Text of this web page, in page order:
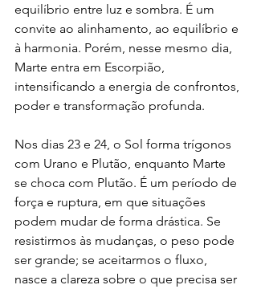
equilíbrio entre luz e sombra. É um
convite ao alinhamento, ao equilíbrio e
à harmonia. Porém, nesse mesmo dia,
Marte entra em Escorpião,
intensificando a energia de confrontos,
poder e transformação profunda.
Nos dias 23 e 24, o Sol forma trígonos
com Urano e Plutão, enquanto Marte
se choca com Plutão. É um período de
força e ruptura, em que situações
podem mudar de forma drástica. Se
resistirmos às mudanças, o peso pode
ser grande; se aceitarmos o fluxo,
nasce a clareza sobre o que precisa ser